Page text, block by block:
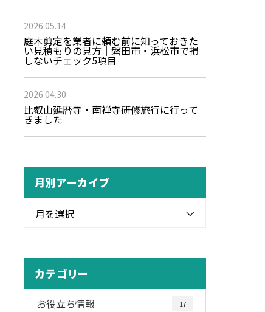
2026.05.14
庭木剪定を業者に頼む前に知っておきた
い見積もりの見方｜磐田市・浜松市で損
しないチェック5項目
2026.04.30
比叡山延暦寺・南禅寺研修旅行に行って
きました
月別アーカイブ
月を選択
カテゴリー
お役立ち情報 17